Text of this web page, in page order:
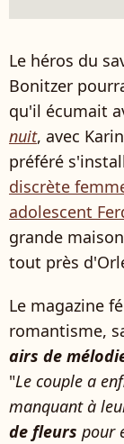
Le héros du
Bonitzer
qu'il écumait
nuit, avec
préféré
discrète
adolescent
grande
tout près
Le magazine
romantisme,
airs de
"Le couple a
manquant à
de fleurs pour